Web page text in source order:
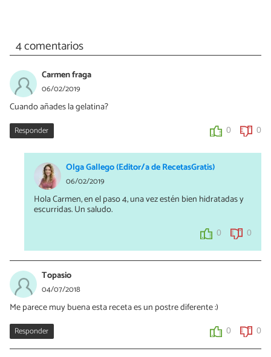
4 comentarios
Carmen fraga
06/02/2019
Cuando añades la gelatina?
Responder 0 0
Olga Gallego (Editor/a de RecetasGratis)
06/02/2019
Hola Carmen, en el paso 4, una vez estén bien hidratadas y
escurridas. Un saludo.
0 0
Topasio
04/07/2018
Me parece muy buena esta receta es un postre diferente :)
Responder 0 0